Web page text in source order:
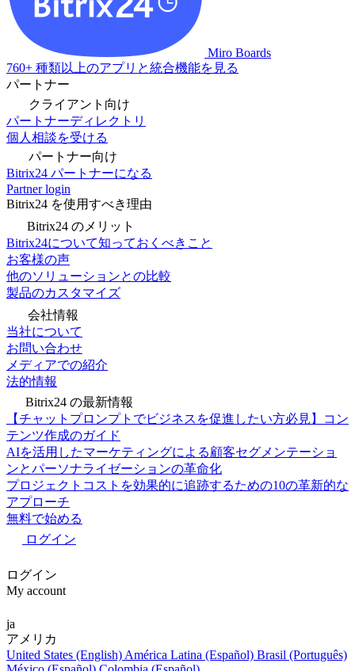
Miro Boards
760+ 種類以上のアプリと統合機能を見る
パートナー
クライアント向け
パートナーディレクトリ
個人相談を受ける
パートナー向け
Bitrix24 パートナーになる
Partner login
Bitrix24 を使用すべき理由
Bitrix24 のメリット
Bitrix24について知っておくべきこと
お客様の声
他のソリューションとの比較
製品のカスタマイズ
会社情報
当社について
お問い合わせ
メディアでの紹介
法的情報
Bitrix24 の最新情報
【チャットプロンプトでビジネスを促進したい方必見】コン
テンツ作成のガイド
AIを活用したマーケティングによる顧客セグメンテーショ
ンとパーソナライゼーションの革命化
プロジェクトコストを効果的に追跡するための10の革新的な
アプローチ
無料で始める
ログイン
ログイン
My account
ja
アメリカ
United States (English) América Latina (Español) Brasil (Português)